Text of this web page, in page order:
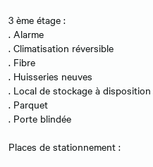
3 ème étage :
. Alarme
. Climatisation réversible
. Fibre
. Huisseries neuves
. Local de stockage à
. Parquet
. Porte blindée
Places de stationnement :